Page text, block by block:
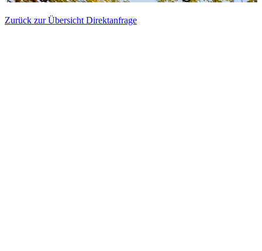
Zurück zur Übersicht Direktanfrage